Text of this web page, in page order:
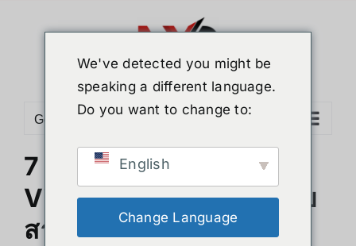
Go to...
7 เหตุผลที่ควรเลือก HTC
Vive Pro 2 Full Kit สำหรับ
สาย VR
We've detected you might be
speaking a different language.
Do you want to change to:
English
Change Language